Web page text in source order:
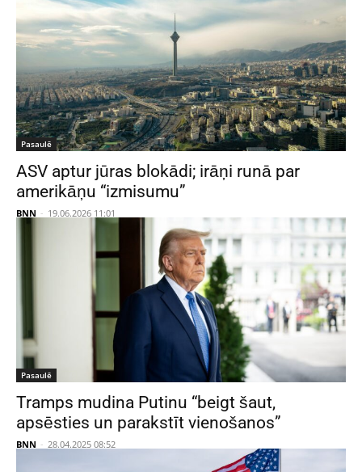
Pasaulē
ASV aptur jūras blokādi; irāņi runā par
amerikāņu “izmisumu”
BNN - 19.06.2026 11:01
Pasaulē
Tramps mudina Putinu “beigt šaut,
apsēsties un parakstīt vienošanos”
BNN - 28.04.2025 08:52